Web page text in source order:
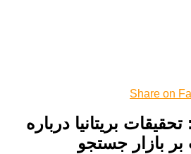
Share on
بریتانیا درباره
بازار جستجو